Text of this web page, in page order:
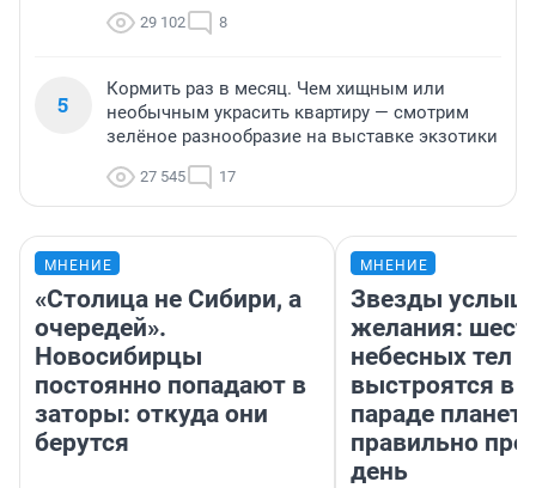
29 102 8
5
Кормить раз в месяц. Чем хищным или
необычным украсить квартиру — смотрим
зелёное разнообразие на выставке экзотики
27 545 17
МНЕНИЕ
«Столица не Сибири, а
очередей».
Новосибирцы
постоянно попадают в
заторы: откуда они
берутся
МНЕНИЕ
Звезды
желания:
небесных тел
выстроятся в
параде планет
правильно
день